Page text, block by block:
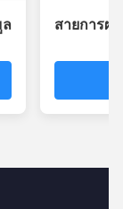
ล
สายการผ